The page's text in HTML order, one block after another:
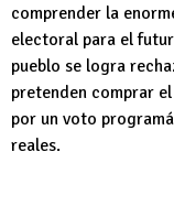
comprender la
electoral para el
pueblo se logra
pretenden comprar
por un voto
reales.